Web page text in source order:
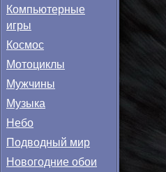
Компьютерные
игры
Космос
Мотоциклы
Мужчины
Музыка
Небо
Подводный мир
Новогодние обои